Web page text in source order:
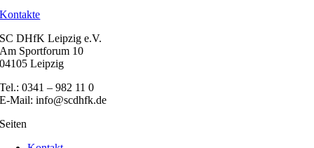
Kontakte
SC DHfK Leipzig e.V.
Am Sportforum 10
04105 Leipzig
Tel.: 0341 – 982 11 0
E-Mail: info@scdhfk.de
Seiten